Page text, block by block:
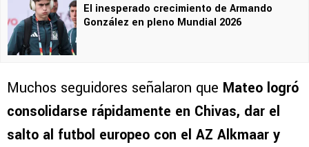
El inesperado crecimiento de Armando
González en pleno Mundial 2026
Muchos seguidores señalaron que Mateo logró
consolidarse rápidamente en Chivas, dar el
salto al futbol europeo con el AZ Alkmaar y